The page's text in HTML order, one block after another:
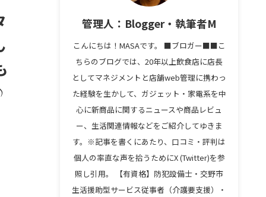
管理人：Blogger・執筆者M
こんにちは！MASAです。 ■ブロガー■■こ
ちらのブログでは、20年以上飲食店に店長
としてマネジメントと店舗web管理に携わっ
た経験を生かして、ガジェット・家電系を中
心に新商品に関するニュースや商品レビュ
ー、生活関連情報などをご紹介してゆきま
す。※記事を書くにあたり、口コミ・評判は
個人の率直な声を拾うためにX (Twitter)を参
照し引用。 【有資格】防犯設備士・交野市
生活援助型サービス従事者（介護要支援）・